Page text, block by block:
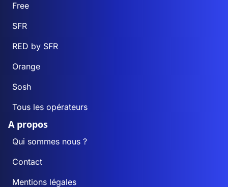
Free
SFR
RED by SFR
Orange
Sosh
Tous les opérateurs
A propos
Qui sommes nous ?
Contact
Mentions légales